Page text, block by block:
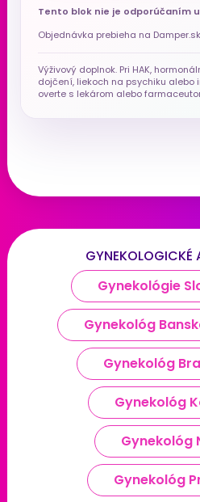
Tento blok nie je odporúčaním
Objednávka prebieha na
Výživový doplnok. Pri HAK,
dojčení, liekoch na psychiku alebo
overte s lekárom alebo
GYNEKOLOGICKÉ
Gynekológie
Gynekológ
Gynekológ
Gynekológ
Gynekológ
Gynekológ